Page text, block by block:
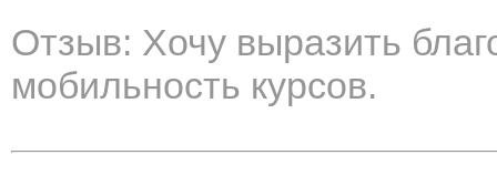
Отзыв: Хочу выразить
мобильность курсов.